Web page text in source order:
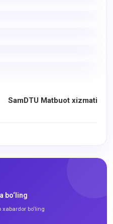
SamDTU Matbuot xizmati
bo‘ling
bo‘ling